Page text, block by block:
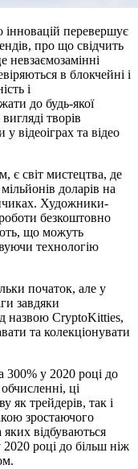
інновацій перевершує
про що свідчить
невзаємозамінні
в блокчейні і
і
до будь-якої
творів
відеоіграх та відео
є світ мистецтва, де
доларів на
Художники-
безкоштовно
що можуть
технологію
початок, але у
завдяки
назвою CryptoKitties,
та колекціонувати
300% у 2020 році до
ці
як трейдерів, так і
зростаючого
яких відбуваються
році до більш ніж